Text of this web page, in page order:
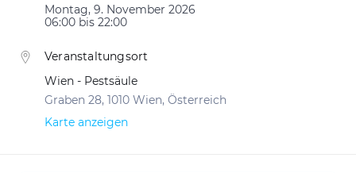
Montag, 9. November 2026
06:00 bis 22:00
Veranstaltungsort
Wien - Pestsäule
Graben 28, 1010 Wien, Österreich
Karte anzeigen